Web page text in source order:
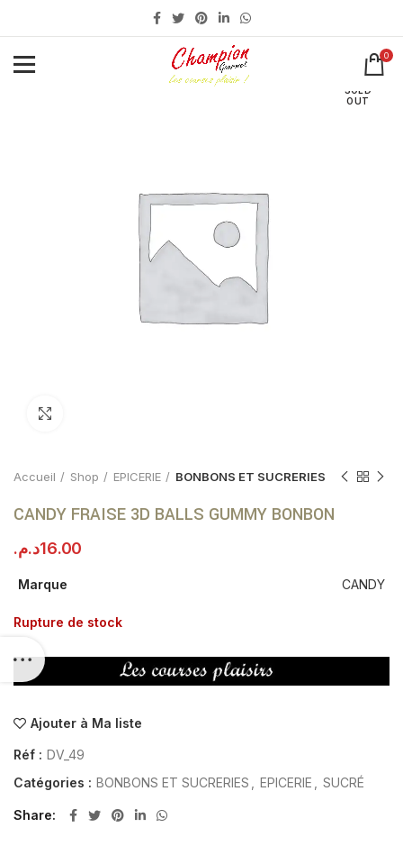
0
SOLD
OUT
Accueil Shop EPICERIE BONBONS ET SUCRERIES
CANDY FRAISE 3D BALLS GUMMY BONBON
16.00د.م.
Marque CANDY
Rupture de stock
Ajouter à Ma liste
Réf : DV_49
Catégories : BONBONS ET SUCRERIES EPICERIE SUCRÉ
Share